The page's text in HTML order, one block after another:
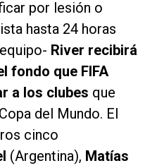
por lesión o
hasta 24 horas
River recibirá
fondo que FIFA
a los clubes que
del Mundo. El
cinco
(Argentina), Matías